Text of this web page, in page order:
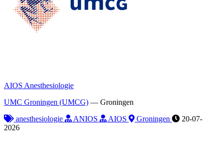
AIOS Anesthesiologie
UMC Groningen (UMCG) — Groningen
anesthesiologie
ANIOS AIOS Groningen
20-07-
2026